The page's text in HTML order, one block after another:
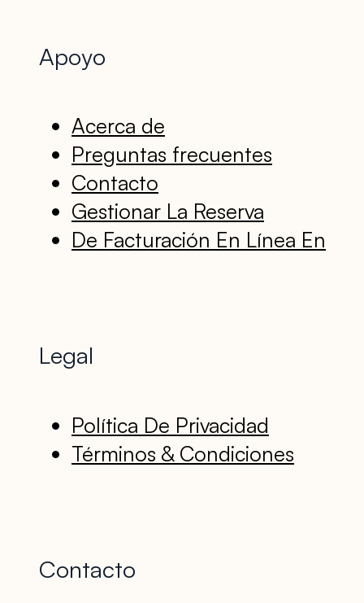
Apoyo
Acerca de
Preguntas frecuentes
Contacto
Gestionar La Reserva
De Facturación En Línea En
Legal
Política De Privacidad
Términos & Condiciones
Contacto